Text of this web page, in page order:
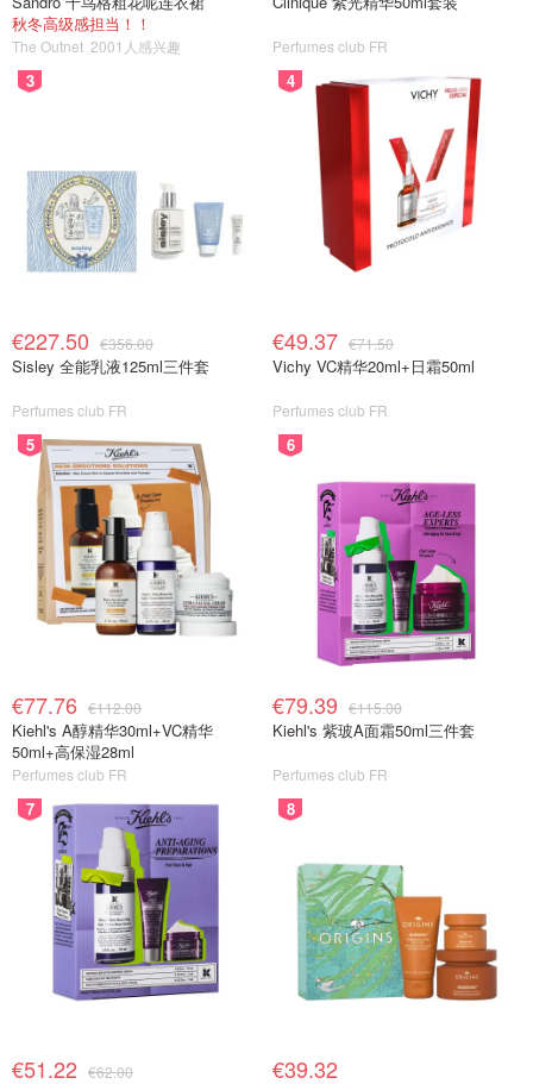
秋冬高级感担当！！
The Outnet 2001人感兴趣 Perfumes club FR
3
€227.50 €356.00
Sisley 全能乳液125ml三件套
Perfumes club FR
4
€49.37 €71.50
Vichy VC精华20ml+日霜50ml
Perfumes club FR
5
€77.76 €112.00
Kiehl's A醇精华30ml+VC精华
50ml+高保湿28ml
Perfumes club FR
6
€79.39 €115.00
Kiehl's 紫玻A面霜50ml三件套
Perfumes club FR
7
€51.22 €62.00
8
€39.32